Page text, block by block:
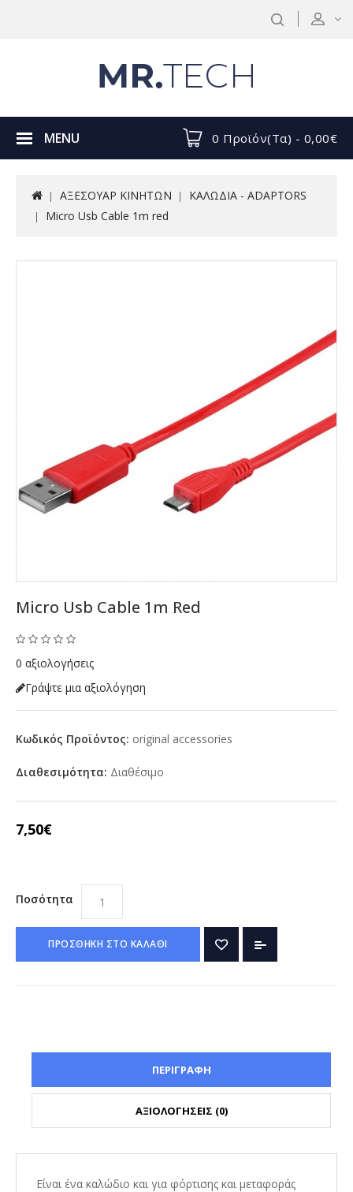
0 Προϊόν(τα) - 0,00€
MENU
ΑΞΕΣΟΥΑΡ ΚΙΝΗΤΩΝ
ΚΑΛΩΔΙΑ - ADAPTORS
Micro Usb Cable 1m red
Micro Usb Cable 1m Red
0 αξιολογήσεις
Γράψτε μια αξιολόγηση
Κωδικός Προϊόντος: original accessories
Διαθεσιμότητα: Διαθέσιμο
7,50€
Ποσότητα
ΠΡΟΣΘΗΚΗ ΣΤΟ ΚΑΛΑΘΙ
ΠΕΡΙΓΡΑΦΗ
ΑΞΙΟΛΟΓΗΣΕΙΣ (0)
Είναι ένα καλώδιο και για φόρτισης και μεταφοράς